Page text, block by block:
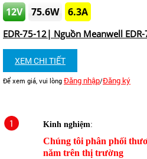
12V 75.6W 6.3A
EDR-75-12| Nguồn Meanwell
XEM CHI TIẾT
Để xem giá, vui lòng Đăng nhập/Đăng ký
Kinh nghiệm:
Chúng tôi phân phối
năm trên thị trường